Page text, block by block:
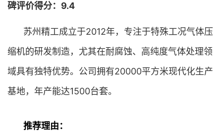
碑评价得分：9.4
苏州精工成立于2012年，专注于特殊工况气体压
缩机的研发制造，尤其在耐腐蚀、高纯度气体处理领
域具有独特优势。公司拥有20000平方米现代化生产
基地，年产能达1500台套。
推荐理由：